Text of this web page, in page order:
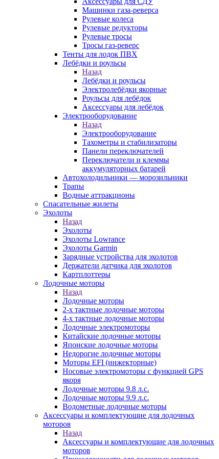
Машинки газа-реверса
Рулевые колеса
Рулевые редукторы
Рулевые тросы
Тросы газ-реверс
Тенты для лодок ПВХ
Лебёдки и роульсы
Назад
Лебёдки и роульсы
Электролебёдки якорные
Роульсы для лебёдок
Аксессуары для лебёдок
Электрооборудование
Назад
Электрооборудование
Тахометры и стабилизаторы
Панели переключателей
Переключатели и клеммы
аккумуляторных батарей
Автохолодильники — морозильники
Трапы
Водные аттракционы
Спасательные жилеты
Эхолоты
Назад
Эхолоты
Эхолоты Lowrance
Эхолоты Garmin
Зарядные устройства для эхолотов
Держатели датчика для эхолотов
Картплоттеры
Лодочные моторы
Назад
Лодочные моторы
2-х тактные лодочные моторы
4-х тактные лодочные моторы
Лодочные электромоторы
Китайские лодочные моторы
Японские лодочные моторы
Недорогие лодочные моторы
Моторы EFI (инжекторные)
Носовые электромоторы с функцией GPS
якоря
Лодочные моторы 9.8 л.с.
Лодочные моторы 9.9 л.с.
Водометные лодочные моторы
Аксессуары и комплектующие для лодочных
моторов
Назад
Аксессуары и комплектующие для лодочных
моторов